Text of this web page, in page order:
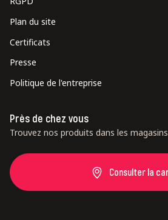
Plan du site
Certificats
Presse
Politique de l'entreprise
Près de chez vous
Trouvez nos produits dans les
Consulter la